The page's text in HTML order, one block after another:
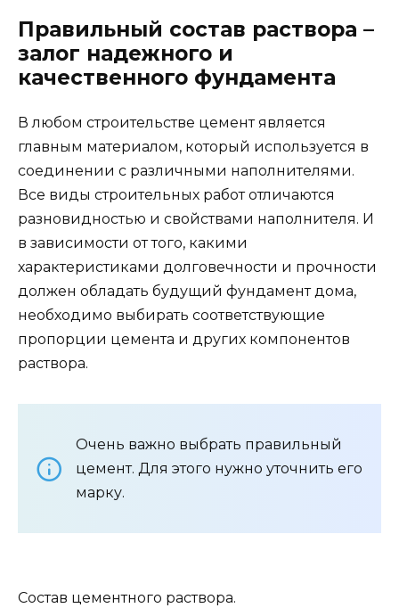
Правильный состав раствора –
залог надежного и
качественного фундамента
В любом строительстве цемент является
главным материалом, который используется в
соединении с различными наполнителями.
Все виды строительных работ отличаются
разновидностью и свойствами наполнителя. И
в зависимости от того, какими
характеристиками долговечности и прочности
должен обладать будущий фундамент дома,
необходимо выбирать соответствующие
пропорции цемента и других компонентов
раствора.
Очень важно выбрать правильный
цемент. Для этого нужно уточнить его
марку.
Состав цементного раствора.